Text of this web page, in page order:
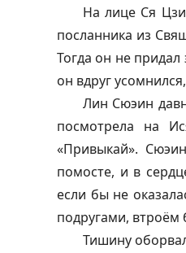
На лице Ся
посланника из
Тогда он не
он вдруг
Лин Сюэин
посмотрела на
«Привыкай».
помосте, и в
если бы не
подругами, втроём
Тишину